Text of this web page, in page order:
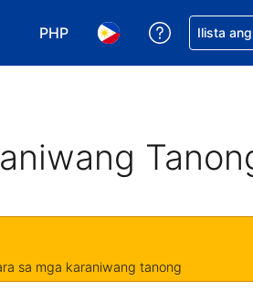
PHP
Pumili ng currency mo. PHP
Pumili ng wika mo.
Ilista
sa mga karaniwang tanong